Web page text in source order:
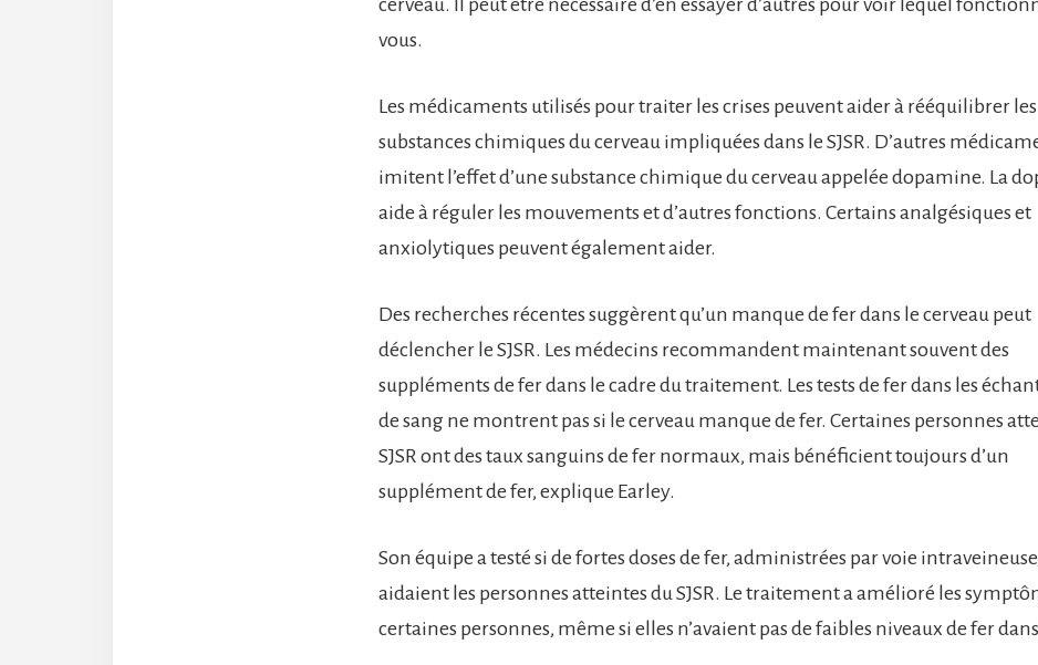
vous.
Les médicaments utilisés pour traiter les crises peuvent aider à rééquilibrer les
substances chimiques du cerveau impliquées dans le SJSR. D’autres
imitent l’effet d’une substance chimique du cerveau appelée dopamine. La
aide à réguler les mouvements et d’autres fonctions. Certains analgésiques et
anxiolytiques peuvent également aider.
Des recherches récentes suggèrent qu’un manque de fer dans le cerveau peut
déclencher le SJSR. Les médecins recommandent maintenant souvent des
suppléments de fer dans le cadre du traitement. Les tests de fer dans les
de sang ne montrent pas si le cerveau manque de fer. Certaines personnes
SJSR ont des taux sanguins de fer normaux, mais bénéficient toujours d’un
supplément de fer, explique Earley.
Son équipe a testé si de fortes doses de fer, administrées par voie
aidaient les personnes atteintes du SJSR. Le traitement a amélioré les
certaines personnes, même si elles n’avaient pas de faibles niveaux de fer